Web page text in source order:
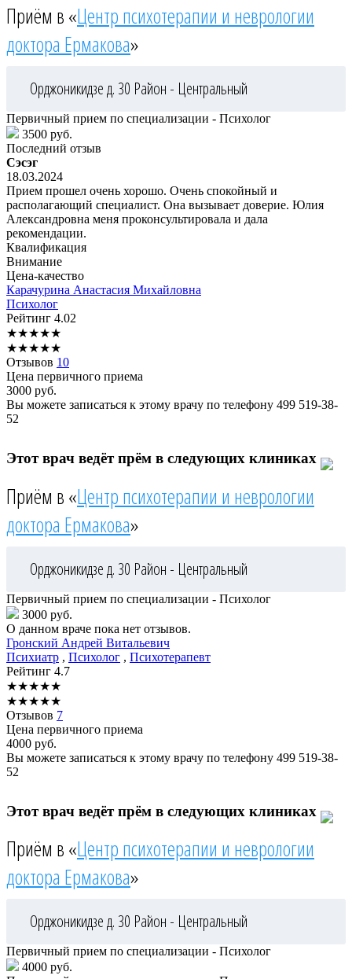
Приём в «Центр психотерапии и неврологии
доктора Ермакова»
Орджоникидзе д. 30 Район - Центральный
Первичный прием по специализации - Психолог
3500 руб.
Последний отзыв
Сэсэг
18.03.2024
Прием прошел очень хорошо. Очень спокойный и
располагающий специалист. Она вызывает доверие. Юлия
Александровна меня проконсультировала и дала
рекомендации.
Квалификация
Внимание
Цена-качество
Карачурина Анастасия Михайловна
Психолог
Рейтинг 4.02
★★★★★
★★★★★
Отзывов 10
Цена первичного приема
3000 руб.
Вы можете записаться к этому врачу по телефону 499 519-38-
52
Этот врач ведёт прём в следующих клиниках
Приём в «Центр психотерапии и неврологии
доктора Ермакова»
Орджоникидзе д. 30 Район - Центральный
Первичный прием по специализации - Психолог
3000 руб.
О данном враче пока нет отзывов.
Гронский Андрей Витальевич
Психиатр , Психолог , Психотерапевт
Рейтинг 4.7
★★★★★
★★★★★
Отзывов 7
Цена первичного приема
4000 руб.
Вы можете записаться к этому врачу по телефону 499 519-38-
52
Этот врач ведёт прём в следующих клиниках
Приём в «Центр психотерапии и неврологии
доктора Ермакова»
Орджоникидзе д. 30 Район - Центральный
Первичный прием по специализации - Психолог
4000 руб.